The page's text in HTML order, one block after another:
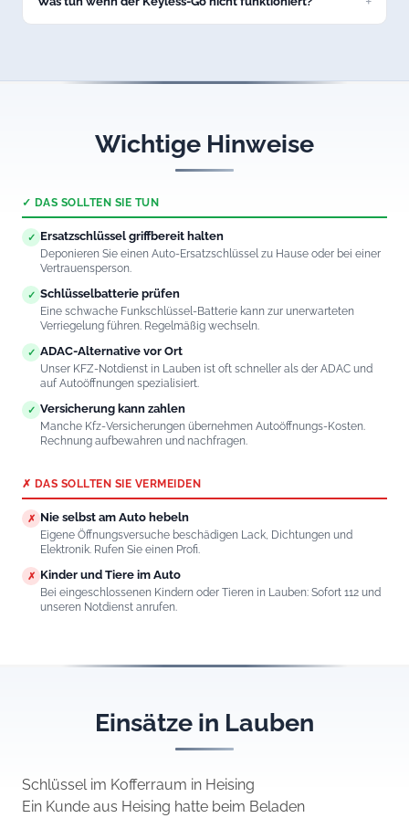
Wichtige Hinweise
✓ DAS SOLLTEN SIE TUN
✓ Ersatzschlüssel griffbereit halten
Deponieren Sie einen Auto-Ersatzschlüssel zu Hause oder bei einer
Vertrauensperson.
✓ Schlüsselbatterie prüfen
Eine schwache Funkschlüssel-Batterie kann zur unerwarteten
Verriegelung führen. Regelmäßig wechseln.
✓ ADAC-Alternative vor Ort
Unser KFZ-Notdienst in Lauben ist oft schneller als der ADAC und
auf Autoöffnungen spezialisiert.
✓ Versicherung kann zahlen
Manche Kfz-Versicherungen übernehmen Autoöffnungs-Kosten.
Rechnung aufbewahren und nachfragen.
✗ DAS SOLLTEN SIE VERMEIDEN
✗ Nie selbst am Auto hebeln
Eigene Öffnungsversuche beschädigen Lack, Dichtungen und
Elektronik. Rufen Sie einen Profi.
✗ Kinder und Tiere im Auto
Bei eingeschlossenen Kindern oder Tieren in Lauben: Sofort 112 und
unseren Notdienst anrufen.
Einsätze in Lauben
Schlüssel im Kofferraum in Heising
Ein Kunde aus Heising hatte beim Beladen